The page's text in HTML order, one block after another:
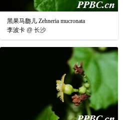
黑果马瓟儿 Zehneria mucronata
李波卡 @ 长沙